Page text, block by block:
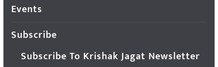
Events
Subscribe
Subscribe To Krishak Jagat Newsletter